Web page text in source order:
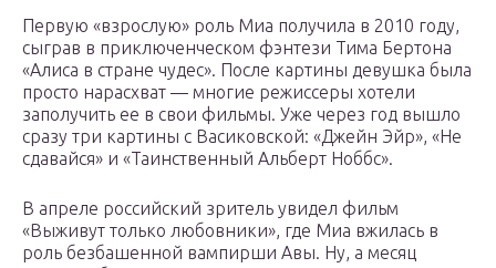
Первую «взрослую» роль Миа получила в 2010 году,
сыграв в приключенческом фэнтези Тима Бертона
«Алиса в стране чудес». После картины девушка была
просто нарасхват — многие режиссеры хотели
заполучить ее в свои фильмы. Уже через год вышло
сразу три картины с Васиковской: «Джейн Эйр», «Не
сдавайся» и «Таинственный Альберт Ноббс».
В апреле российский зритель увидел фильм
«Выживут только любовники», где Миа вжилась в
роль безбашенной вампирши Авы. Ну, а месяц